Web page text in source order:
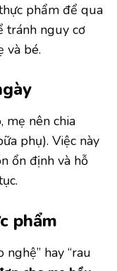
phẩm để qua
tránh nguy cơ
và bé.
mẹ nên chia
phụ). Việc này
ổn định và hỗ
phẩm
hay “rau